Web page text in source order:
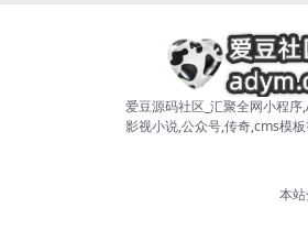
爱豆源码社区_汇聚全网小程序
影视小说,公众号,传奇,cms模
本